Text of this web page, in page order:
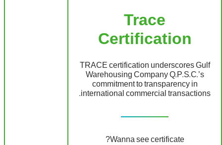
Trace
Certification
TRACE certification underscores Gulf
Warehousing Company Q.P.S.C.’s
commitment to transparency in
international commercial transactions.
Wanna see certificate?